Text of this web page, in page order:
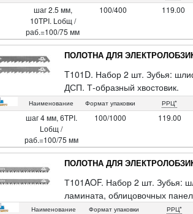
шаг 2.5 мм,
10TPI. Lобщ /
раб.=100/75 мм
100/400 119.00
ПОЛОТНА ДЛЯ
T101D. Набор 2 шт. Зубья:
ДСП. Т-образный хвостовик.
Материал: сталь 65MN.
Наименование Формат упаковки РРЦ*
шаг 4 мм, 6TPI.
Lобщ /
раб.=100/75 мм
100/1000 119.00
ПОЛОТНА ДЛЯ
Т101AOF. Набор 2 шт. Зубья:
ламината, облицовочных
Наименование Формат упаковки РРЦ*